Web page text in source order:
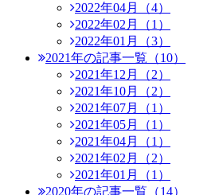
2022年04月（4）
2022年02月（1）
2022年01月（3）
2021年の記事一覧（10）
2021年12月（2）
2021年10月（2）
2021年07月（1）
2021年05月（1）
2021年04月（1）
2021年02月（2）
2021年01月（1）
2020年の記事一覧（14）